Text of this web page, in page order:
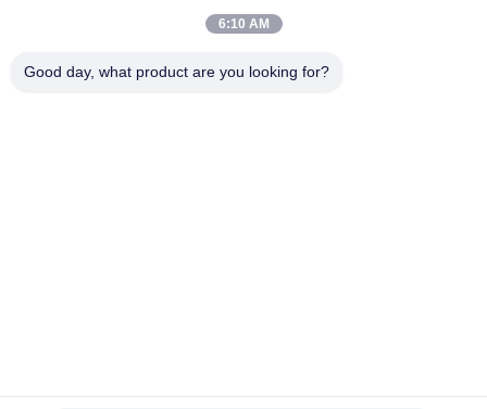
LITHIUM-BATTERIE-Zellsmart home CR14505 AA Li-Mno2
6:10 AM
Good day, what product are you looking for?